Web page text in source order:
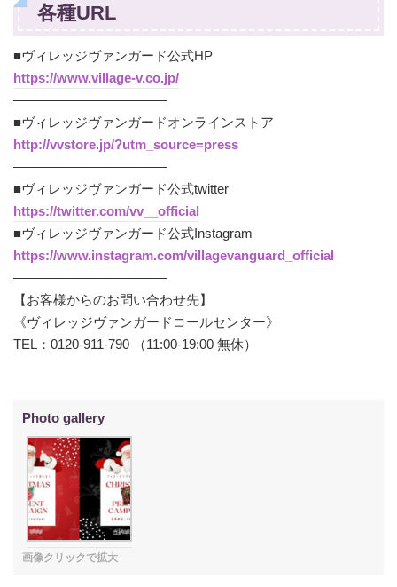
各種URL
■ヴィレッジヴァンガード公式HP
https://www.village-v.co.jp/
———————————–
■ヴィレッジヴァンガードオンラインストア
http://vvstore.jp/?utm_source=press
———————————–
■ヴィレッジヴァンガード公式twitter
https://twitter.com/vv__official
■ヴィレッジヴァンガード公式Instagram
https://www.instagram.com/villagevanguard_official
———————————–
【お客様からのお問い合わせ先】
《ヴィレッジヴァンガードコールセンター》
TEL：0120-911-790 （11:00-19:00 無休）